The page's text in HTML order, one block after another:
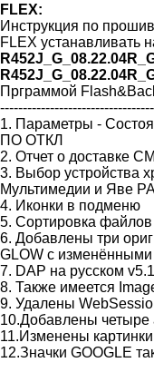
FLEX:
Инструкция по
FLEX устанавливать
Прграммой
1. Параметры -
ПО ОТКЛ
2. Отчет о доставке
3. Выбор устройства
Мультимедии и
4. Иконки в подменю
5. Сортировка
6. Добавлены три
GLOW с
7. DAP на русском
8. Также имеется
9. Удалены
10.Добавлены четыре
11.Изменены
12.Значки GOOGLE